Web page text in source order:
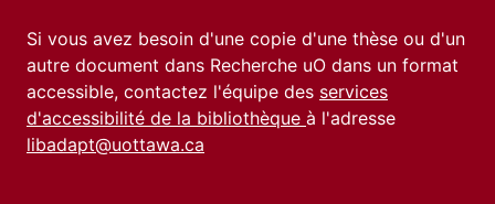
Si vous avez besoin d'une copie d'une thèse ou d'un
autre document dans Recherche uO dans un format
accessible, contactez l'équipe des services
d'accessibilité de la bibliothèque à l'adresse
libadapt@uottawa.ca